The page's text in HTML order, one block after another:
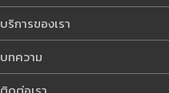
บริการของเรา
บทความ